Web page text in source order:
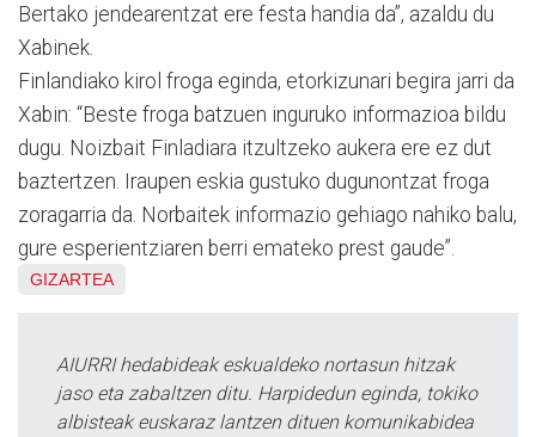
Bertako jendearentzat ere festa handia da”, azaldu du
Xabinek.
Finlandiako kirol froga eginda, etorkizunari begira jarri da
Xabin: “Beste froga batzuen inguruko informazioa bildu
dugu. Noizbait Finladiara itzultzeko aukera ere ez dut
baztertzen. Iraupen eskia gustuko dugunontzat froga
zoragarria da. Norbaitek informazio gehiago nahiko balu,
gure esperientziaren berri emateko prest gaude”.
GIZARTEA
AIURRI hedabideak eskualdeko nortasun hitzak
jaso eta zabaltzen ditu. Harpidedun eginda, tokiko
albisteak euskaraz lantzen dituen komunikabidea